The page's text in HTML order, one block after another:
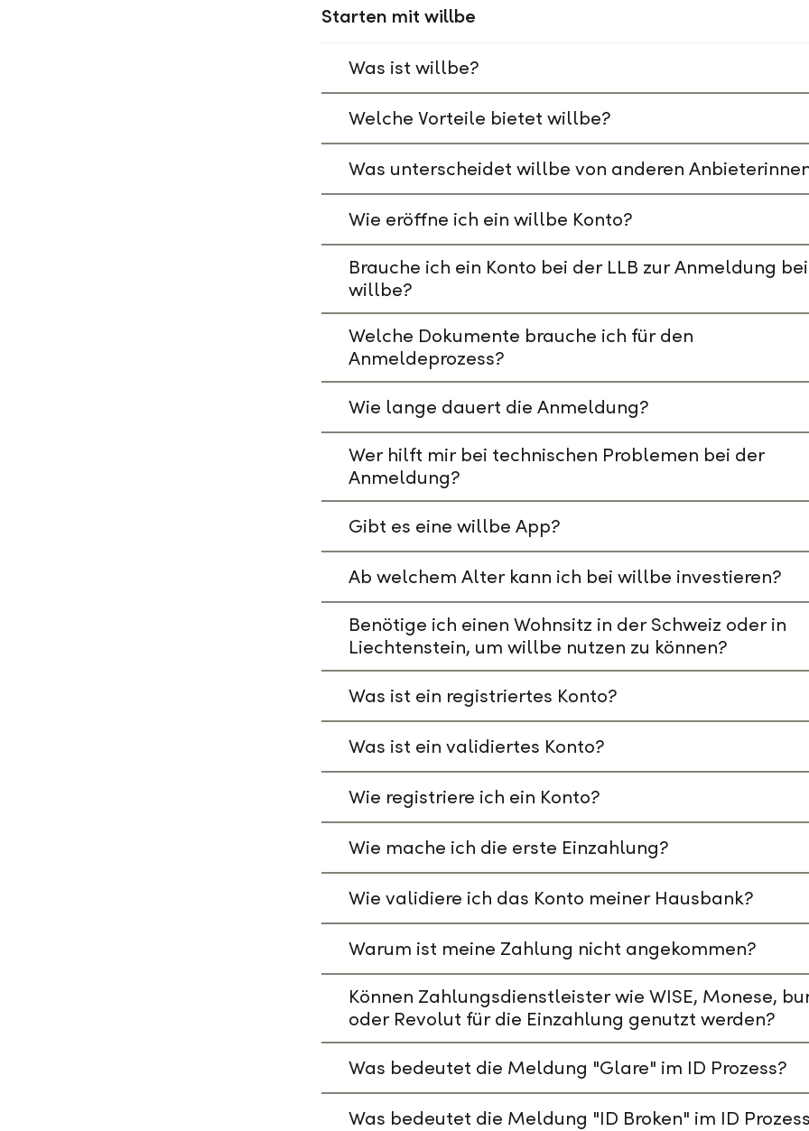
Starten mit willbe
Was ist willbe?
Welche Vorteile bietet willbe?
Was unterscheidet willbe von anderen
Wie eröffne ich ein willbe Konto?
Brauche ich ein Konto bei der LLB zur Anmeldung bei
willbe?
Welche Dokumente brauche ich für den
Anmeldeprozess?
Wie lange dauert die Anmeldung?
Wer hilft mir bei technischen Problemen bei der
Anmeldung?
Gibt es eine willbe App?
Ab welchem Alter kann ich bei willbe investieren?
Benötige ich einen Wohnsitz in der Schweiz oder in
Liechtenstein, um willbe nutzen zu können?
Was ist ein registriertes Konto?
Was ist ein validiertes Konto?
Wie registriere ich ein Konto?
Wie mache ich die erste Einzahlung?
Wie validiere ich das Konto meiner Hausbank?
Warum ist meine Zahlung nicht angekommen?
Können Zahlungsdienstleister wie WISE, Monese,
oder Revolut für die Einzahlung genutzt werden?
Was bedeutet die Meldung "Glare" im ID Prozess?
Was bedeutet die Meldung "ID Broken" im ID